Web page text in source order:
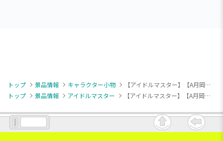
トップ 景品情報 キャラクター小物
【アイドルマスター】【A月岡恋鐘】アイドルマスター シャイニーカラーズ ちびぐるみ～Team.Stella～vol.2
トップ
景品情報 アイドルマスター 【アイドルマスター】【A月岡恋鐘】アイドルマスター シャイニーカラーズ ちびぐるみ～Team.Stella～vol.2